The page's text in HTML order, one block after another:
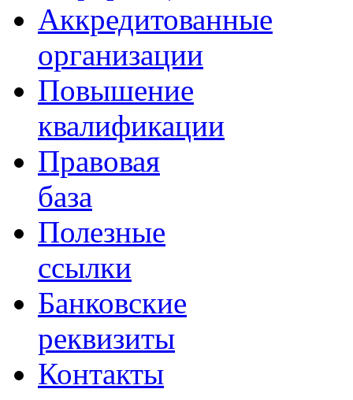
Аккредитованные
организации
Повышение
квалификации
Правовая
база
Полезные
ссылки
Банковские
реквизиты
Контакты